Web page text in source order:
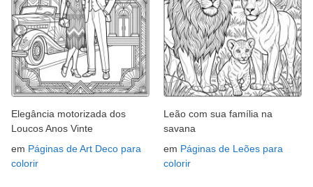
Elegância motorizada dos
Loucos Anos Vinte
em Páginas de Art Deco para
colorir
Leão com sua família na
savana
em Páginas de Leões para
colorir